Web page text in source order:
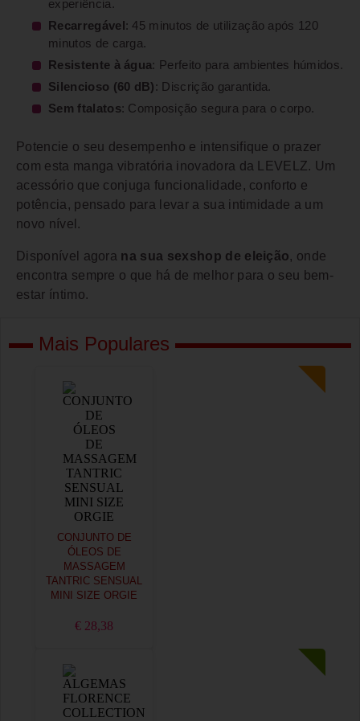
experiência.
Recarregável : 45 minutos de utilização após 120
minutos de carga.
Resistente à água: Perfeito para ambientes húmidos.
Silencioso (60 dB) : Discrição garantida.
Sem ftalatos: Composição segura para o corpo.
Potencie o seu desempenho e intensifique o prazer
com esta manga vibratória inovadora da LEVELZ. Um
acessório que conjuga funcionalidade, conforto e
potência, pensado para levar a sua intimidade a um
novo nível.
Disponível agora na sua sexshop de eleição, onde
encontra sempre o que há de melhor para o seu bem-
estar íntimo.
Mais Populares
CONJUNTO DE
ÓLEOS DE
MASSAGEM
TANTRIC SENSUAL
MINI SIZE ORGIE
€ 28,38